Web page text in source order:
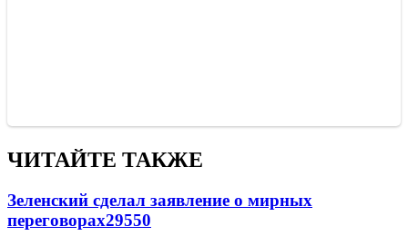
ЧИТАЙТЕ ТАКЖЕ
Зеленский сделал заявление о мирных
переговорах29550